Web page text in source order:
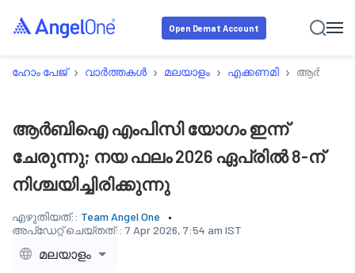
Open Demat Account
ഹോം പേജ് › വാർത്തകൾ › മലയാളം › എക്കണമി › ആർബിഐ
ആർബിഐ എംപിസി യോഗം ഇന്ന്
ചേരുന്നു; നയ ഫലം 2026 ഏപ്രിൽ 8-ന്
നിശ്ചയിച്ചിരിക്കുന്നു
എഴുതിയത്:: Team Angel One
അപ്‌ഡേറ്റ് ചെയ്തത്:: 7 Apr 2026, 7:54 am IST
മലയാളം